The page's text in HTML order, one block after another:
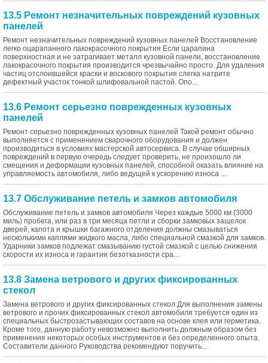
13.5 Ремонт незначительных повреждений кузовных
панелей
Ремонт незначительных повреждений кузовных панелей Восстановление
легко оцарапанного лакокрасочного покрытия Если царапина
поверхностная и не затрагивает металл кузовной панели, восстановление
лакокрасочного покрытия производится чрезвычайно просто. Для удаления
частиц отслоившейся краски и воскового покрытия слегка натрите
дефектный участок тонкой шлифовальной пастой. Опо...
13.6 Ремонт серьезно поврежденных кузовных
панелей
Ремонт серьезно поврежденных кузовных панелей Такой ремонт обычно
выполняется с применением сварочного оборудования и должен
производиться в условиях мастерской автосервиса. В случае обширных
повреждений в первую очередь следует проверить, не произошло ли
смещения и деформации кузовных панелей, способной оказать влияние на
управляемость автомобиля, либо ведущей к ускорению износа ...
13.7 Обслуживание петель и замков автомобиля
Обслуживание петель и замков автомобиля Через каждые 5000 км (3000
миль) пробега, или раз в три месяца петли и сборки замковых защелок
дверей, капота и крышки багажного отделения должны смазываться
несколькими каплями жидкого масла, либо специальной смазкой для замков.
Ударники замков подлежат смазыванию густой смазкой с целью снижения
скорости их износа и гарантии безотказности сра...
13.8 Замена ветрового и других фиксированных
стекол
Замена ветрового и других фиксированных стекол Для выполнения замены
ветрового и прочих фиксированных стекол автомобиля требуется один из
специальных быстрозастывающих составов на основе клея или герметика.
Кроме того, данную работу невозможно выполнить должным образом без
применения некоторых особых инструментов и без определенного опыта.
Составители данного Руководства рекомендуют поручить...